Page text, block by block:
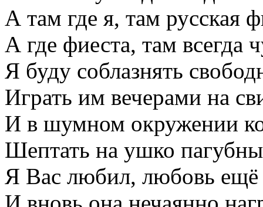
А там где я, там русская
А где фиеста, там всегда
Я буду соблазнять
Играть им вечерами на
И в шумном окружении
Шептать на ушко
Я Вас любил, любовь